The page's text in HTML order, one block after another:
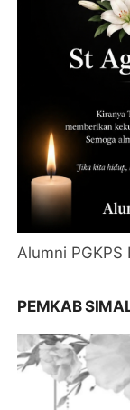
Alumni PGKPS
PEMKAB